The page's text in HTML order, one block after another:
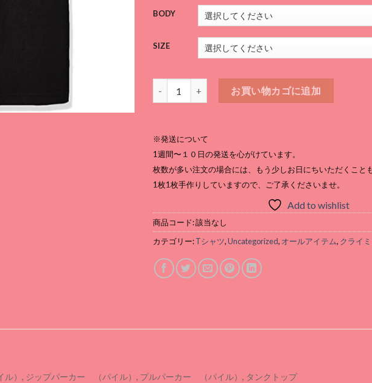
BODY
SIZE
お買い物カゴに追加
※発送について
1週間〜１０日の発送を心がけています。
枚数が多い注文の場合には、もう少しお日にちいただくこと
1枚1枚手作りしていますので、ご了承くださいませ。
Add to wishlist
商品コード:該当なし
カテゴリー:Tシャツ,Uncategorized, オールアイテム, クライ
ル）, ジップパーカー （パイル）, プルパーカー （パイル）, タンクトップ